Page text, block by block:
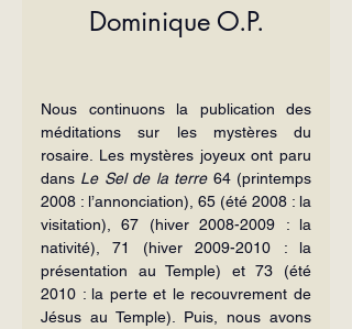
Dominique O.P.
Nous continuons la publication des
méditations sur les mystères du
rosaire. Les mystères joyeux ont paru
dans Le Sel de la terre 64 (printemps
2008 : l’annonciation), 65 (été 2008 : la
visitation), 67 (hiver 2008-2009 : la
nativité), 71 (hiver 2009-2010 : la
présentation au Temple) et 73 (été
2010 : la perte et le recouvrement de
Jésus au Temple). Puis, nous avons